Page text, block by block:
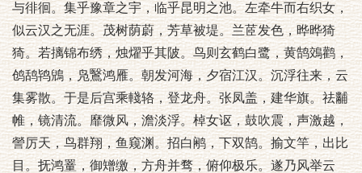
与徘徊。集乎豫章之宇，临乎昆明之池。左牵牛而右织女，
似云汉之无涯。茂树荫蔚，芳草被堤。兰茝发色，晔晔猗
猗。若摛锦布绣，烛燿乎其陂。鸟则玄鹤白鹭，黄鹄鵁鹳，
鸧鸹鸨鶂，凫鷖鸿雁。朝发河海，夕宿江汉。沉浮往来，云
集雾散。于是后宫乘輚辂，登龙舟。张凤盖，建华旗。祛黼
帷，镜清流。靡微风，澹淡浮。棹女讴，鼓吹震，声激越，
謍厉天，鸟群翔，鱼窥渊。招白鹇，下双鹄。揄文竿，出比
目。抚鸿罿，御矰缴，方舟并骛，俯仰极乐。遂乃风举云